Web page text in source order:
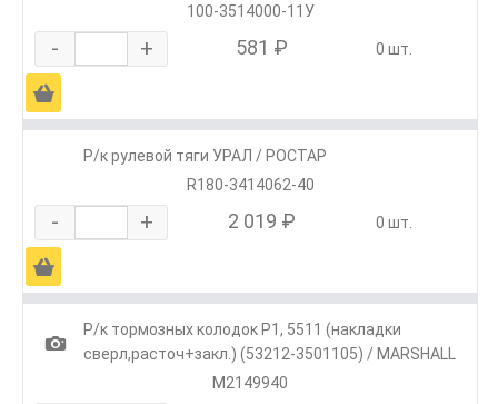
100-3514000-11У
- + 581 ₽ 0 шт.
Ä
Р/к рулевой тяги УРАЛ / РОСТАР
R180-3414062-40
- + 2 019 ₽ 0 шт.
Ä
1
Р/к тормозных колодок Р1, 5511 (накладки
сверл,расточ+закл.) (53212-3501105) / MARSHALL
M2149940